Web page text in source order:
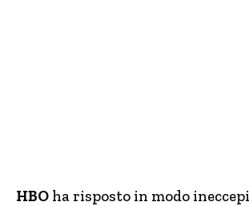
HBO ha risposto in modo